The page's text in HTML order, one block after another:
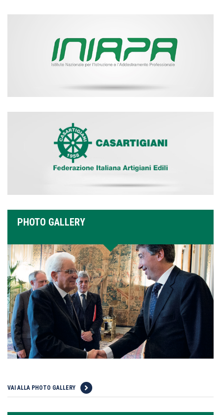
PHOTO GALLERY
VAI ALLA PHOTO GALLERY